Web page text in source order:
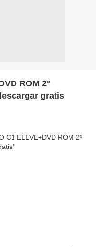
ROM 2º
gratis